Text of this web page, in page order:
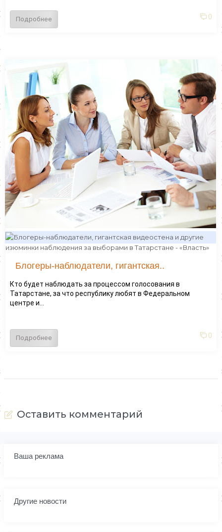
Подробнее 0
Блогеры-наблюдатели, гигантская..
Кто будет наблюдать за процессом голосования в
Татарстане, за что республику любят в Федеральном
центре и...
Подробнее 0
Оставить комментарий
Ваша реклама
Другие новости